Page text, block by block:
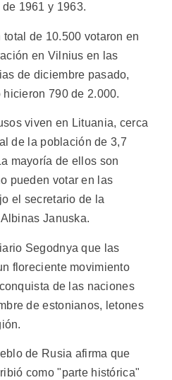
1961 y 1963.
de 10.500 votaron en
en Vilnius en las
de diciembre pasado,
790 de 2.000.
viven en Lituania, cerca
de la población de 3,7
mayoría de ellos son
pueden votar en las
el secretario de la
Januska.
Segodnya que las
floreciente movimiento
de las naciones
de estonianos, letones
de Rusia afirma que
como "parte histórica"